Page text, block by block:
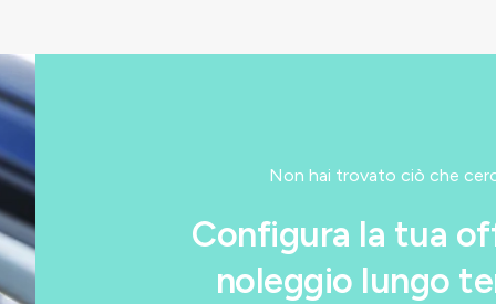
Non hai trovato ciò che
Configura la tua
noleggio lungo